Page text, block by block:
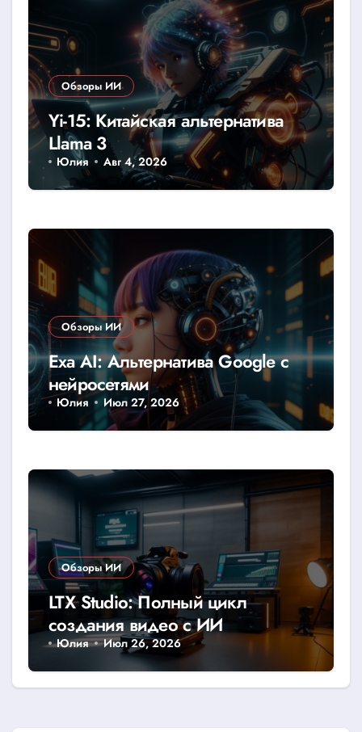
Обзоры ИИ
Yi-15: Китайская альтернатива
Llama 3
Юлия Авг 4, 2026
Обзоры ИИ
Exa AI: Альтернатива Google с
нейросетями
Юлия Июл 27, 2026
Обзоры ИИ
LTX Studio: Полный цикл
создания видео с ИИ
Юлия Июл 26, 2026